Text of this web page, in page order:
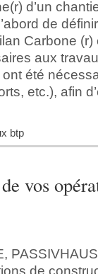
d’un
de
Carbone (r)
aux
été
etc.), afin
btp
vos
de